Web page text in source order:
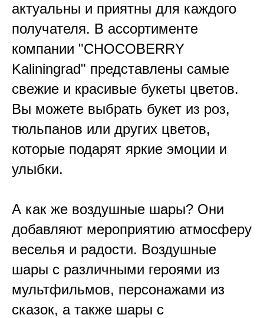
актуальны и приятны для каждого
получателя. В ассортименте
компании "CHOCOBERRY
Kaliningrad" представлены самые
свежие и красивые букеты цветов.
Вы можете выбрать букет из роз,
тюльпанов или других цветов,
которые подарят яркие эмоции и
улыбки.
А как же воздушные шары? Они
добавляют мероприятию атмосферу
веселья и радости. Воздушные
шары с различными героями из
мультфильмов, персонажами из
сказок, а также шары с